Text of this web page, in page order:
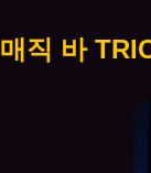
매직 바